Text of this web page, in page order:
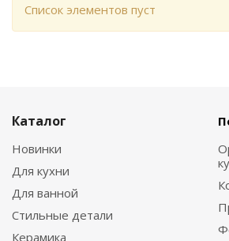
Список элементов пуст
Каталог
Новинки
Для кухни
Для ванной
Стильные детали
Керамика